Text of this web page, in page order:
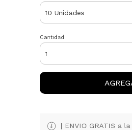
Cantidad
| ENVIO GRATIS a